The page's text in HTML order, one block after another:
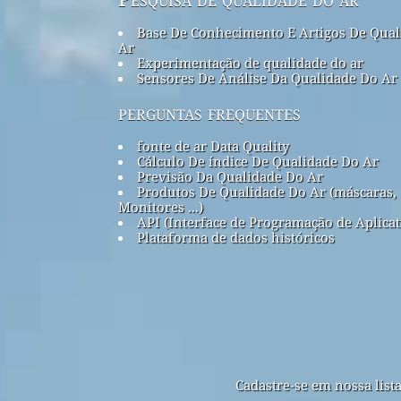
Base De Conhecimento E Artigos De
Ar
Experimentação de qualidade do ar
Sensores De Análise Da Qualidade Do Ar
perguntas frequentes
fonte de ar Data Quality
Cálculo De índice De Qualidade Do Ar
Previsão Da Qualidade Do Ar
Produtos De Qualidade Do Ar (máscaras,
Monitores ...)
API (Interface de Programação de
Plataforma de dados históricos
Cadastre-se em nossa